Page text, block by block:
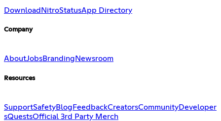
Download NitroStatusApp Directory
Company
AboutJobsBranding Newsroom
Resources
SupportSafetyBlog FeedbackCreatorsCommunityDeveloper
sQuestsOfficial 3rd Party Merch